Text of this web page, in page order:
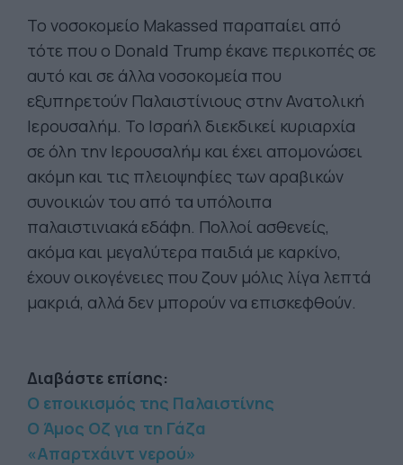
Το νοσοκομείο Makassed παραπαίει από
τότε που ο Donald Trump έκανε περικοπές σε
αυτό και σε άλλα νοσοκομεία που
εξυπηρετούν Παλαιστίνιους στην Ανατολική
Ιερουσαλήμ. Το Ισραήλ διεκδικεί κυριαρχία
σε όλη την Ιερουσαλήμ και έχει απομονώσει
ακόμη και τις πλειοψηφίες των αραβικών
συνοικιών του από τα υπόλοιπα
παλαιστινιακά εδάφη. Πολλοί ασθενείς,
ακόμα και μεγαλύτερα παιδιά με καρκίνο,
έχουν οικογένειες που ζουν μόλις λίγα λεπτά
μακριά, αλλά δεν μπορούν να επισκεφθούν.
Διαβάστε επίσης:
Ο εποικισμός της Παλαιστίνης
Ο Άμος Οζ για τη Γάζα
«Απαρτχάιντ νερού»